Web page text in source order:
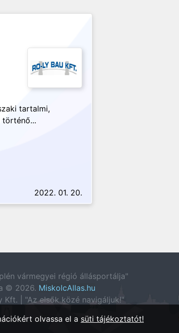
tartalmi,
történő...
2022. 01. 20.
vármegyei régió állásportálja"
© 2026. MiskolcAllas.hu
Kft. | "Az elsők közé navigáljuk!"
olvassa el a süti tájékoztatót!